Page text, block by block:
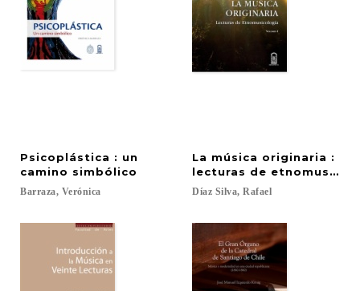
Psicoplástica : un
camino simbólico
Barraza, Verónica
La música originaria :
lecturas de
Díaz Silva, Rafael